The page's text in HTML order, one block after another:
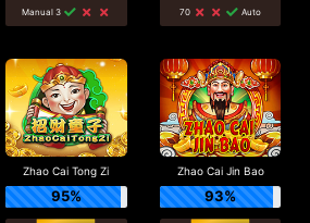
Manual 3
70
Auto
Zhao Cai Tong Zi
95%
Zhao Cai Jin Bao
93%